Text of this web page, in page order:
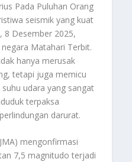
Pada Puluhan Orang
seismik yang kuat
8 Desember 2025,
Matahari Terbit.
hanya merusak
tetapi juga memicu
udara yang sangat
terpaksa
darurat.
mengonfirmasi
7,5 magnitudo terjadi